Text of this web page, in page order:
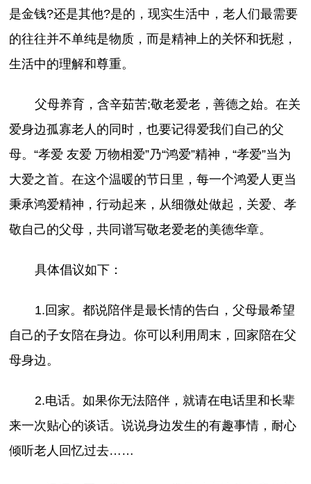
是金钱?还是其他?是的，现实生活中，老人们最需要
的往往并不单纯是物质，而是精神上的关怀和抚慰，
生活中的理解和尊重。
父母养育，含辛茹苦;敬老爱老，善德之始。在关
爱身边孤寡老人的同时，也要记得爱我们自己的父
母。“孝爱 友爱 万物相爱”乃“鸿爱”精神，“孝爱”当为
大爱之首。在这个温暖的节日里，每一个鸿爱人更当
秉承鸿爱精神，行动起来，从细微处做起，关爱、孝
敬自己的父母，共同谱写敬老爱老的美德华章。
具体倡议如下：
1.回家。都说陪伴是最长情的告白，父母最希望
自己的子女陪在身边。你可以利用周末，回家陪在父
母身边。
2.电话。如果你无法陪伴，就请在电话里和长辈
来一次贴心的谈话。说说身边发生的有趣事情，耐心
倾听老人回忆过去……